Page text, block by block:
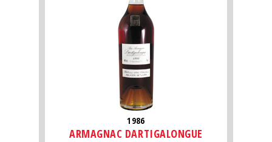
1986
ARMAGNAC DARTIGALONGUE